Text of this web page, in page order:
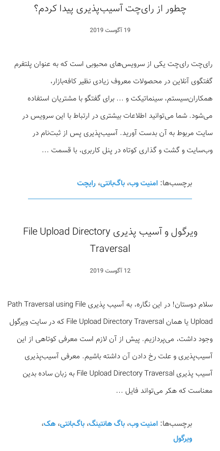
چطور از رای‌چت آسیب‌پذیری پیدا کردم؟
19 آگوست 2019
رای‌چت رای‌چت یکی از سرویس‌های محبوبی است که به عنوان پلتفرم
گفتگوی آنلاین در محصولات معروف زیادی نظیر کافه‌بازار،
همکاران‌سیستم، سینماتیکت و ... برای گفتگو با مشتریان استفاده
می‌شود. شما می‌توانید اطلاعات بیشتری در ارتباط با این سرویس در
سایت مربوط به آن بدست آورید. آسیب‌پذیری پس از ثبت‌نام در
وب‌سایت و گشت و گذاری کوتاه در پنل کاربری، با قسمت ...
برچسب‌ها: امنیت وب، باگ‌بانتی، رایچت
ویرگول و آسیب پذیری File Upload Directory
Traversal
12 آگوست 2019
سلام دوستان! در این نگاره، به آسیب پذیری Path Traversal using File
Upload یا همان File Upload Directory Traversal که در سایت ویرگول
وجود داشت، می‌پردازیم. پیش از آن لازم است معرفی کوتاهی از این
آسیب‌پذیری و علت رخ دادن آن داشته باشیم. معرفی آسیب‌پذیری
آسیب پذیری File Upload Directory Traversal به زبان ساده بدین
معناست که هکر می‌تواند فایل ...
برچسب‌ها: امنیت وب، باگ هانتینگ، باگ‌بانتی، هک،
ویرگول